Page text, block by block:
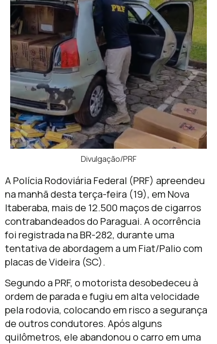
Divulgação/PRF
A Polícia Rodoviária Federal (PRF) apreendeu
na manhã desta terça-feira (19), em Nova
Itaberaba, mais de 12.500 maços de cigarros
contrabandeados do Paraguai. A ocorrência
foi registrada na BR-282, durante uma
tentativa de abordagem a um Fiat/Palio com
placas de Videira (SC).
Segundo a PRF, o motorista desobedeceu à
ordem de parada e fugiu em alta velocidade
pela rodovia, colocando em risco a segurança
de outros condutores. Após alguns
quilômetros, ele abandonou o carro em uma